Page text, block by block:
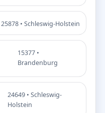
25878 • Schleswig-Holstein
15377 •
Brandenburg
24649 • Schleswig-
Holstein